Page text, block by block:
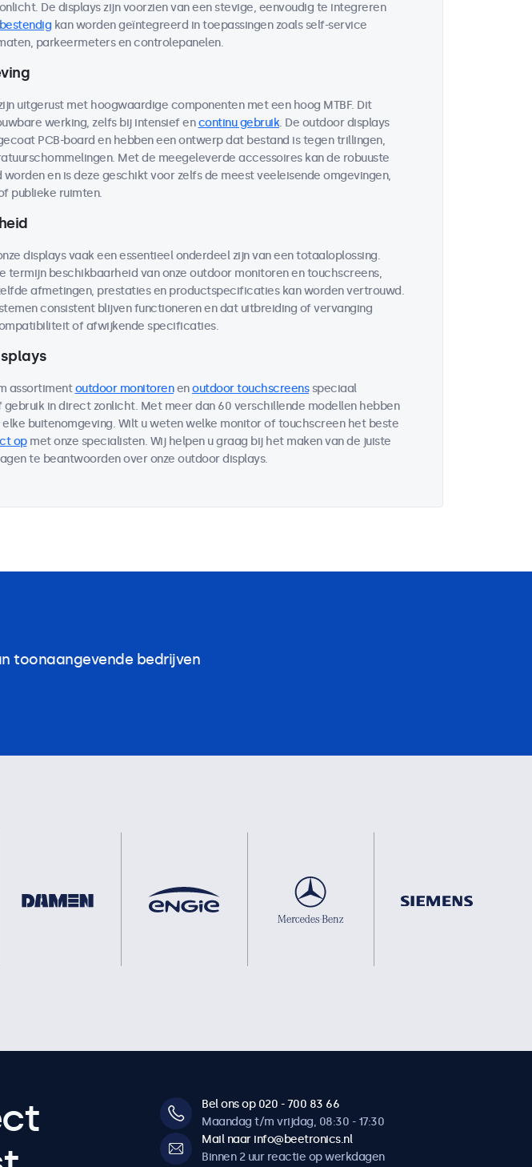
De displays zijn voorzien van een stevige, eenvoudig te integreren
kan worden geïntegreerd in toepassingen zoals self-service
parkeermeters en controlepanelen.
uitgerust met hoogwaardige componenten met een hoog MTBF. Dit
werking, zelfs bij intensief encontinu gebruik. De outdoor displays
PCB-board en hebben een ontwerp dat bestand is tegen trillingen,
Met de meegeleverde accessoires kan de robuuste
en is deze geschikt voor zelfs de meest veeleisende omgevingen,
publieke ruimten.
displays vaak een essentieel onderdeel zijn van een totaaloplossing.
termijn beschikbaarheid van onze outdoor monitoren en touchscreens,
afmetingen, prestaties en productspecificaties kan worden vertrouwd.
consistent blijven functioneren en dat uitbreiding of vervanging
of afwijkende specificaties.
assortimentoutdoor monitorenenoutdoor touchscreensspeciaal
in direct zonlicht. Met meer dan 60 verschillende modellen hebben
buitenomgeving. Wilt u weten welke monitor of touchscreen het beste
opmet onze specialisten. Wij helpen u graag bij het maken van de juiste
te beantwoorden over onze outdoor displays.
toonaangevende bedrijven
Bel ons op 020 - 700 83 66
Maandag t/m vrijdag, 08:30 - 17:30
Mail naar info@beetronics.nl
Binnen 2 uur reactie op werkdagen